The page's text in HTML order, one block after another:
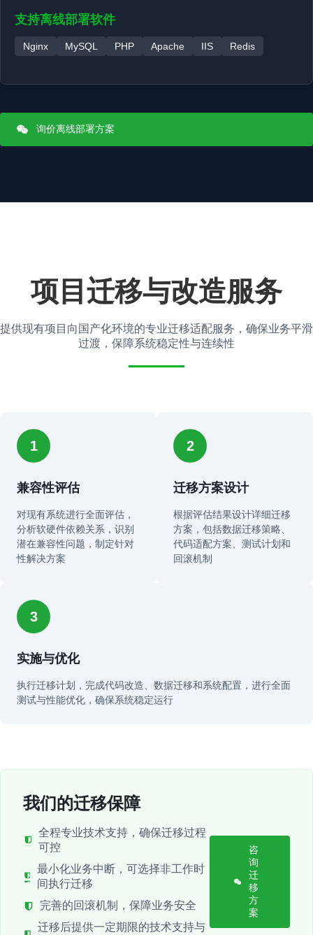
支持离线部署软件
Nginx MySQL PHP Apache IIS Redis
询价离线部署方案
项目迁移与改造服务
提供现有项目向国产化环境的专业迁移适配服务，确保业务平滑
过渡，保障系统稳定性与连续性
1
兼容性评估
对现有系统进行全面评估，
分析软硬件依赖关系，识别
潜在兼容性问题，制定针对
性解决方案
2
迁移方案设计
根据评估结果设计详细迁移
方案，包括数据迁移策略、
代码适配方案、测试计划和
回滚机制
3
实施与优化
执行迁移计划，完成代码改造、数据迁移和系统配置，进行全面
测试与性能优化，确保系统稳定运行
我们的迁移保障
全程专业技术支持，确保迁移过程
可控
最小化业务中断，可选择非工作时
间执行迁移
完善的回滚机制，保障业务安全
迁移后提供一定期限的技术支持与
咨
询
迁
移
方
案